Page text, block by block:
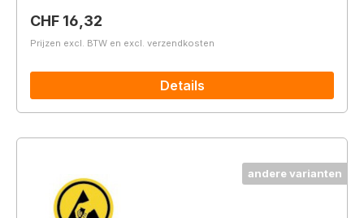
Normale prijs:
CHF 16,32
Prijzen excl. BTW en excl. verzendkosten
Details
andere varianten